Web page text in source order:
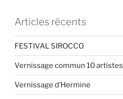
Articles récents
FESTIVAL SIROCCO
Vernissage commun 10 artistes
Vernissage d’Hermine